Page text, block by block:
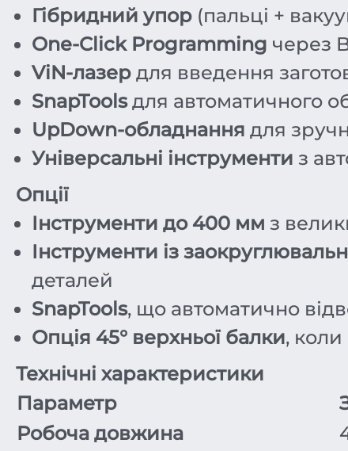
Гібридний упор (пальці +
One-Click Programming через
ViN-лазер для введення
SnapToolsдля автоматичного
UpDown-обладнання для
Універсальні інструменти з
Опції
Інструменти до 400 мм з
Інструменти із
деталей
SnapTools, що автоматично
Опція 45° верхньої балки, коли
Технічні характеристики
Параметр
Робоча довжина